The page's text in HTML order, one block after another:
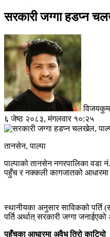
सरकारी जग्गा हडप्न
६ जेष्ठ २०८३, मंगलवार १०:२५
तानसेन, पाल्पा
पाल्पाको तानसेन नगरपालिका वडा
पहुँच र नक्कली कागजातको आधारमा
स्थानीयका अनुसार साविकको पर्ति
पर्ति अर्थात् सरकारी जग्गा
पहुँचका आधारमा अवैध तिरो काटियो